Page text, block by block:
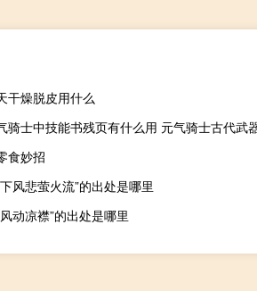
干燥脱皮用什么
骑士中技能书残页有什么用 元气骑士古代武
食妙招
风悲萤火流”的出处是哪里
动凉襟”的出处是哪里